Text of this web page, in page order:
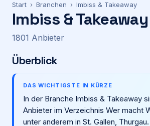
Karte
Ratgeber
Werbung
Start › Branchen › Imbiss & Takeaway
Imbiss & Takeaway
1801 Anbieter
Überblick
DAS WICHTIGSTE IN KÜRZE
In der Branche Imbiss & Takeaway
Anbieter im Verzeichnis Wer macht
unter anderem in St. Gallen,